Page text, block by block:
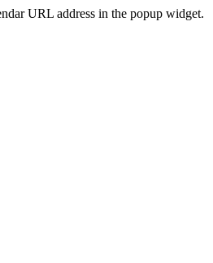
URL address in the popup widget.